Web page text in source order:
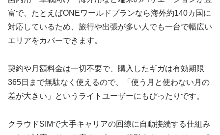
富で、たとえばONEワールドプランなら海外約140カ国に
対応しているため、旅行や出張が多い人でも一台で幅広い
エリアをカバーできます。
契約や月額料金は一切不要で、購入したギガは有効期限
365日まで無駄なく使えるので、「使う月と使わない月の
差が大きい」というライトユーザーにもぴったりです。
クラウドSIMで大手キャリアの回線に自動接続する仕組み